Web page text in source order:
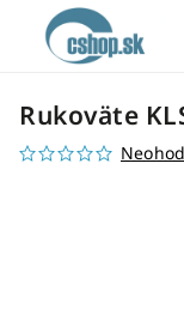
Rukoväte